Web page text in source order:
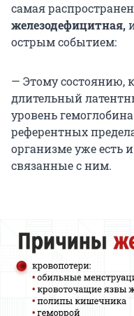
самая
железодефицитная,
острым событием:
— Этому состоянию,
длительный
уровень
референтных
организме уже есть
связанные с ним.